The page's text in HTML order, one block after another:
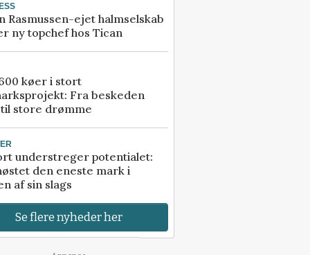
Rasmussen-ejet halmselskab
ny topchef hos Tican
køer i stort
Fra beskeden
store drømme
understreger potentialet:
den eneste mark i
af sin slags
Se flere nyheder her